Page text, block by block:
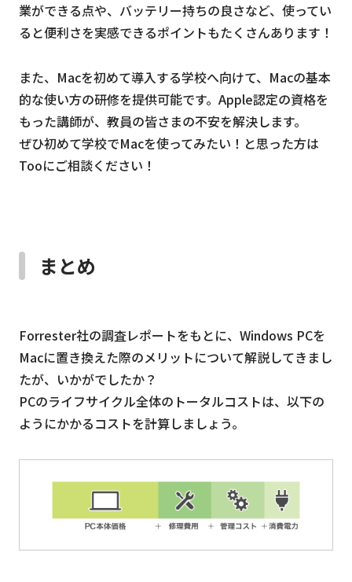
業ができる点や、バッテリー持ちの良さなど、使ってい
ると便利さを実感できるポイントもたくさんあります！
また、Macを初めて導入する学校へ向けて、Macの基本
的な使い方の研修を提供可能です。Apple認定の資格を
もった講師が、教員の皆さまの不安を解決します。
ぜひ初めて学校でMacを使ってみたい！と思った方は
Tooにご相談ください！
まとめ
Forrester社の調査レポートをもとに、Windows PCを
Macに置き換えた際のメリットについて解説してきまし
たが、いかがでしたか？
PCのライフサイクル全体のトータルコストは、以下の
ようにかかるコストを計算しましょう。